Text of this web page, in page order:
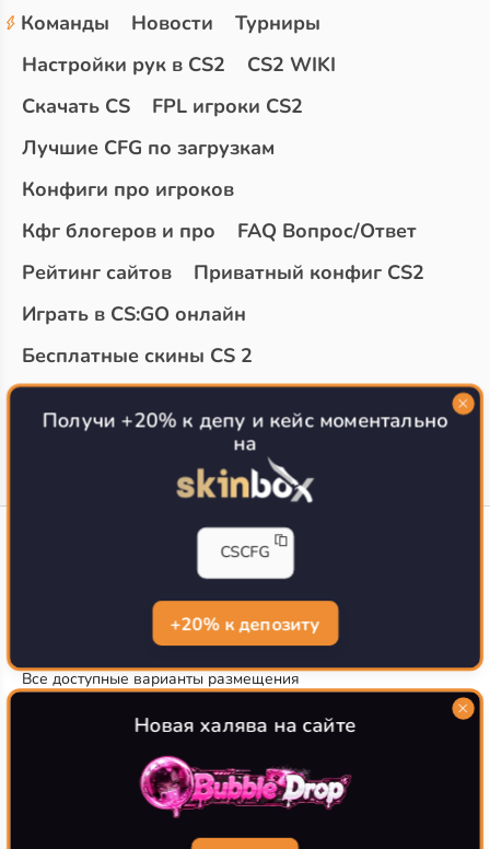
Команды Новости
Турниры
Настройки рук в CS2
CS2 WIKI
Скачать CS
FPL игроки CS2
Лучшие CFG по загрузкам
Конфиги про игроков
Кфг блогеров и про
FAQ Вопрос/Ответ
Рейтинг сайтов
Приватный конфиг CS2
Играть в CS:GO онлайн
Бесплатные скины CS 2
CS-CONFIG.com © 2020-2026 г.
Политика конфиденциальности
РЕКЛАМА НА САЙТЕ
Все доступные варианты размещения
О CS-CONFIG.COM
CFG pro CS 2 - именно это мы и размещаем на нашем
проекте, иными словами мы предоставляем пользователям
конфиги про игроков кс2. Также вы сможете
самостоятельно поделиться своими настройками с другими
Получи +20% к депу и кейс моментально
на
CSCFG
+20% к депозиту
Новая халява на сайте